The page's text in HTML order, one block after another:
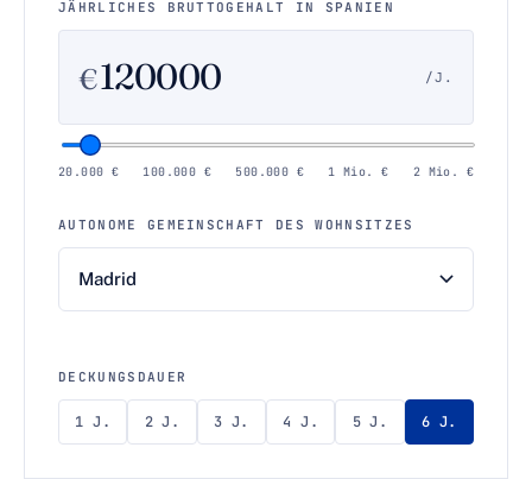
JÄHRLICHES BRUTTOGEHALT IN SPANIEN
€ /J.
20.000 € 100.000 € 500.000 € 1 Mio. € 2 Mio. €
AUTONOME GEMEINSCHAFT DES WOHNSITZES
DECKUNGSDAUER
1 J. 2 J. 3 J. 4 J. 5 J. 6 J.